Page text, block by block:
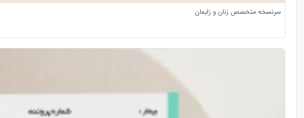
سرنسخه متخصص زنان و زایمان